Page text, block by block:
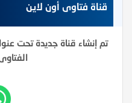
قناة فتاوى أون لاين
تم إنشاء قناة جديدة تحت